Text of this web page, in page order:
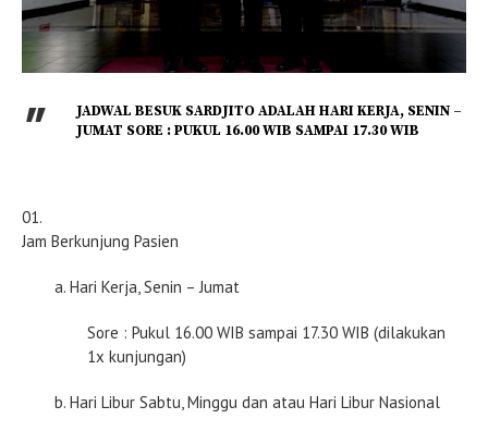
JADWAL BESUK SARDJITO ADALAH HARI KERJA, SENIN –
JUMAT SORE : PUKUL 16.00 WIB SAMPAI 17.30 WIB
Jam Berkunjung Pasien
a. Hari Kerja, Senin – Jumat
Sore : Pukul 16.00 WIB sampai 17.30 WIB (dilakukan
1x kunjungan)
b. Hari Libur Sabtu, Minggu dan atau Hari Libur Nasional